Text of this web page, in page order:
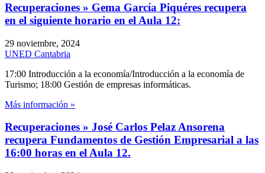
Recuperaciones » Gema García Piquéres recupera
en el siguiente horario en el Aula 12:
29 noviembre, 2024
UNED Cantabria
17:00 Introducción a la economía/Introducción a la economía de
Turismo; 18:00 Gestión de empresas informáticas.
Más información »
Recuperaciones » José Carlos Pelaz Ansorena
recupera Fundamentos de Gestión Empresarial a las
16:00 horas en el Aula 12.